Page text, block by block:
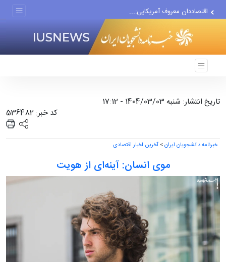
اقتصاددان معروف آمریکایی:...
تاریخ انتشار: شنبه 1404/03/03 - 17:12
کد خبر: 536482
خبرنامه دانشجویان ایران> آخرین اخبار اقتصادی
موی انسان: آینه‌ای از هویت